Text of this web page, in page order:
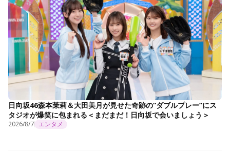
日向坂46森本茉莉＆大田美月が見せた奇跡の“ダブルプレー”にス
タジオが爆笑に包まれる＜まだまだ！日向坂で会いましょう＞
2026/8/7 エンタメ